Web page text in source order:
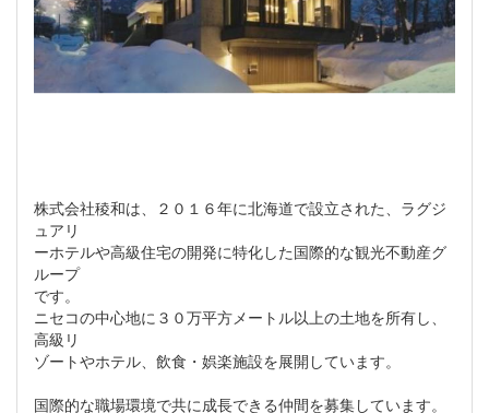
株式会社稜和は、２０１６年に北海道で設立された、ラグジ
ュアリ
ーホテルや高級住宅の開発に特化した国際的な観光不動産グ
ループ
です。
ニセコの中心地に３０万平方メートル以上の土地を所有し、
高級リ
ゾートやホテル、飲食・娯楽施設を展開しています。
国際的な職場環境で共に成長できる仲間を募集しています。